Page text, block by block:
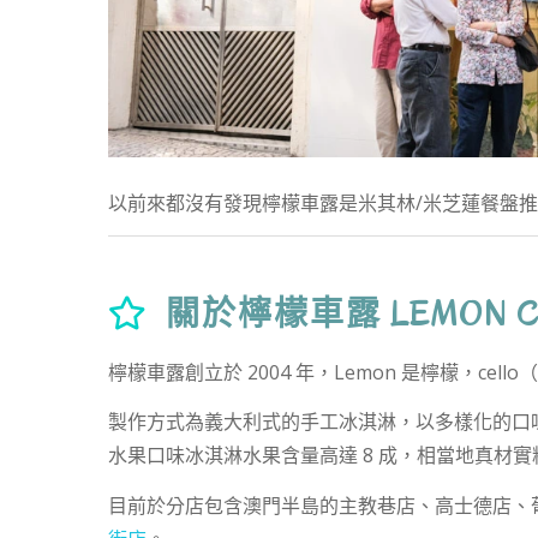
以前來都沒有發現檸檬車露是米其林/米芝蓮餐盤
關於檸檬車露 LEMON
檸檬車露創立於 2004 年，Lemon 是檸檬，cello
製作方式為義大利式的手工冰淇淋，以多樣化的
水果口味冰淇淋水果含量高達 8 成，相當地真材實
目前於分店包含澳門半島的主教巷店、高士德店